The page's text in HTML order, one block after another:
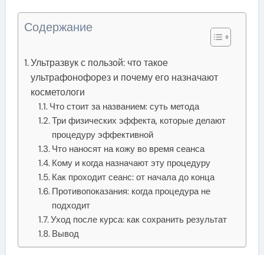
Содержание
Ультразвук с пользой: что такое
ультрафонофорез и почему его назначают
косметологи
Что стоит за названием: суть метода
Три физических эффекта, которые делают
процедуру эффективной
Что наносят на кожу во время сеанса
Кому и когда назначают эту процедуру
Как проходит сеанс: от начала до конца
Противопоказания: когда процедура не
подходит
Уход после курса: как сохранить результат
Вывод